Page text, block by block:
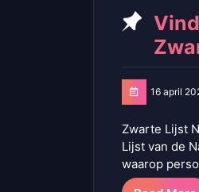
16 april
Zwarte Lijst
Lijst van de
waarop